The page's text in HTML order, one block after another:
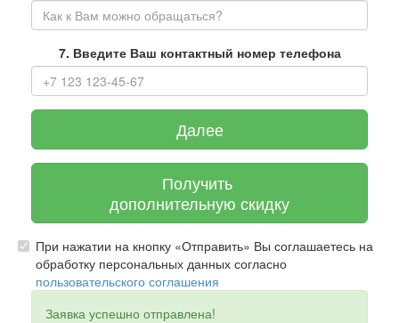
7. Введите Ваш контактный номер телефона
Далее
Получить
дополнительную скидку
При нажатии на кнопку «Отправить» Вы соглашаетесь на
обработку персональных данных согласно
пользовательского соглашения
Заявка успешно отправлена!